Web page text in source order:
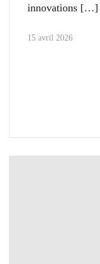
innovations
15 avril 2026